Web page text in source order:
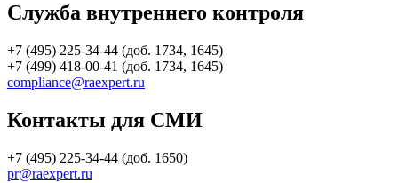
Служба внутреннего контроля
+7 (495) 225-34-44 (доб. 1734, 1645)
+7 (499) 418-00-41 (доб. 1734, 1645)
compliance@raexpert.ru
Контакты для СМИ
+7 (495) 225-34-44 (доб. 1650)
pr@raexpert.ru